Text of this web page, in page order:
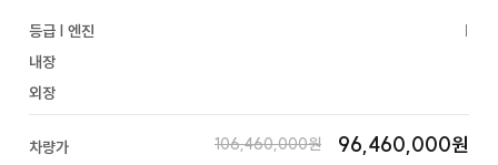
등급 | 엔진
|
내장
외장
차량가 106,460,000원 96,460,000원